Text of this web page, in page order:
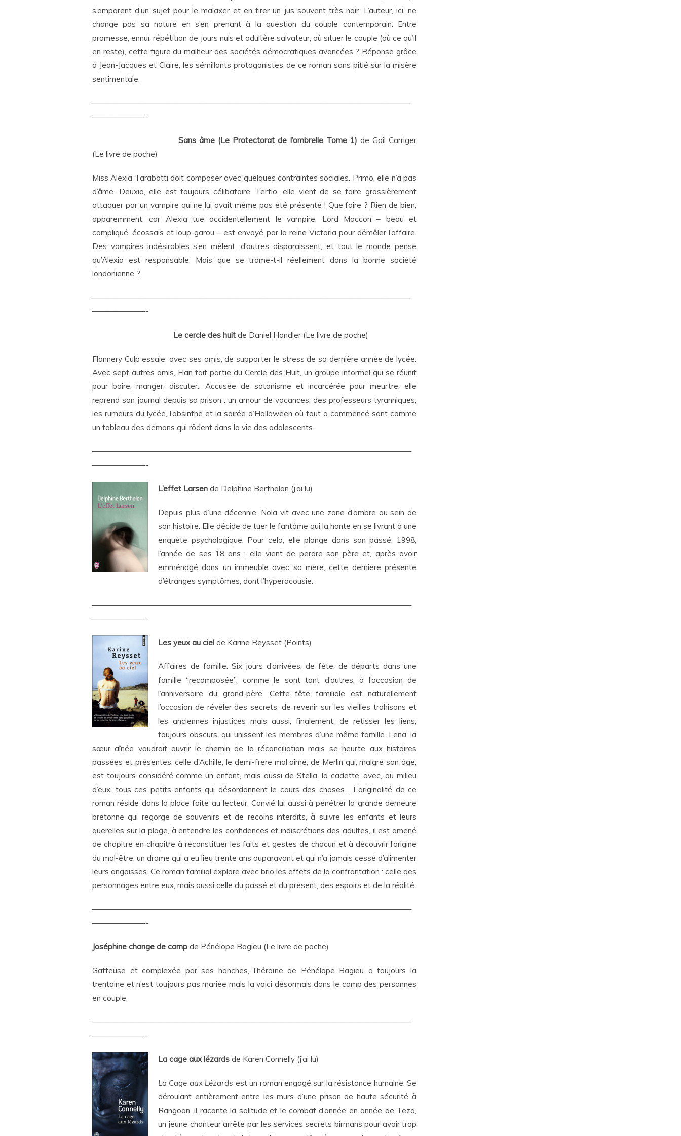
s’emparent d’un sujet pour le malaxer et en tirer un jus souvent très noir. L’auteur, ici, ne
change pas sa nature en s’en prenant à la question du couple contemporain. Entre
promesse, ennui, répétition de jours nuls et adultère salvateur, où situer le couple (où ce qu’il
en reste), cette figure du malheur des sociétés démocratiques avancées ? Réponse grâce
à Jean-Jacques et Claire, les sémillants protagonistes de ce roman sans pitié sur la misère
sentimentale.
——————————————————————————————————————————
———————-
Sans âme (Le Protectorat de l’ombrelle Tome 1) de Gail Carriger
(Le livre de poche)
Miss Alexia Tarabotti doit composer avec quelques contraintes sociales. Primo, elle n’a pas
d’âme. Deuxio, elle est toujours célibataire. Tertio, elle vient de se faire grossièrement
attaquer par un vampire qui ne lui avait même pas été présenté ! Que faire ? Rien de bien,
apparemment, car Alexia tue accidentellement le vampire. Lord Maccon – beau et
compliqué, écossais et loup-garou – est envoyé par la reine Victoria pour démêler l’affaire.
Des vampires indésirables s’en mêlent, d’autres disparaissent, et tout le monde pense
qu’Alexia est responsable. Mais que se trame-t-il réellement dans la bonne société
londonienne ?
——————————————————————————————————————————
———————-
Le cercle des huit de Daniel Handler (Le livre de poche)
Flannery Culp essaie, avec ses amis, de supporter le stress de sa dernière année de lycée.
Avec sept autres amis, Flan fait partie du Cercle des Huit, un groupe informel qui se réunit
pour boire, manger, discuter.. Accusée de satanisme et incarcérée pour meurtre, elle
reprend son journal depuis sa prison : un amour de vacances, des professeurs tyranniques,
les rumeurs du lycée, l’absinthe et la soirée d’Halloween où tout a commencé sont comme
un tableau des démons qui rôdent dans la vie des adolescents.
——————————————————————————————————————————
———————-
L’effet Larsen de Delphine Bertholon (j’ai lu)
Depuis plus d’une décennie, Nola vit avec une zone d’ombre au sein de
son histoire. Elle décide de tuer le fantôme qui la hante en se livrant à une
enquête psychologique. Pour cela, elle plonge dans son passé. 1998,
l’année de ses 18 ans : elle vient de perdre son père et, après avoir
emménagé dans un immeuble avec sa mère, cette dernière présente
d’étranges symptômes, dont l’hyperacousie.
——————————————————————————————————————————
———————-
Les yeux au ciel de Karine Reysset (Points)
Affaires de famille. Six jours d’arrivées, de fête, de départs dans une
famille “recomposée”, comme le sont tant d’autres, à l’occasion de
l’anniversaire du grand-père. Cette fête familiale est naturellement
l’occasion de révéler des secrets, de revenir sur les vieilles trahisons et
les anciennes injustices mais aussi, finalement, de retisser les liens,
toujours obscurs, qui unissent les membres d’une même famille. Lena, la
sœur aînée voudrait ouvrir le chemin de la réconciliation mais se heurte aux histoires
passées et présentes, celle d’Achille, le demi-frère mal aimé, de Merlin qui, malgré son âge,
est toujours considéré comme un enfant, mais aussi de Stella, la cadette, avec, au milieu
d’eux, tous ces petits-enfants qui désordonnent le cours des choses… L’originalité de ce
roman réside dans la place faite au lecteur. Convié lui aussi à pénétrer la grande demeure
bretonne qui regorge de souvenirs et de recoins interdits, à suivre les enfants et leurs
querelles sur la plage, à entendre les confidences et indiscrétions des adultes, il est amené
de chapitre en chapitre à reconstituer les faits et gestes de chacun et à découvrir l’origine
du mal-être, un drame qui a eu lieu trente ans auparavant et qui n’a jamais cessé d’alimenter
leurs angoisses. Ce roman familial explore avec brio les effets de la confrontation : celle des
personnages entre eux, mais aussi celle du passé et du présent, des espoirs et de la réalité.
——————————————————————————————————————————
———————-
Joséphine change de camp de Pénélope Bagieu (Le livre de poche)
Gaffeuse et complexée par ses hanches, l’héroïne de Pénélope Bagieu a toujours la
trentaine et n’est toujours pas mariée mais la voici désormais dans le camp des personnes
en couple.
——————————————————————————————————————————
———————-
La cage aux lézards de Karen Connelly (j’ai lu)
La Cage aux Lézards est un roman engagé sur la résistance humaine. Se
déroulant entièrement entre les murs d’une prison de haute sécurité à
Rangoon, il raconte la solitude et le combat d’année en année de Teza,
un jeune chanteur arrêté par les services secrets birmans pour avoir trop